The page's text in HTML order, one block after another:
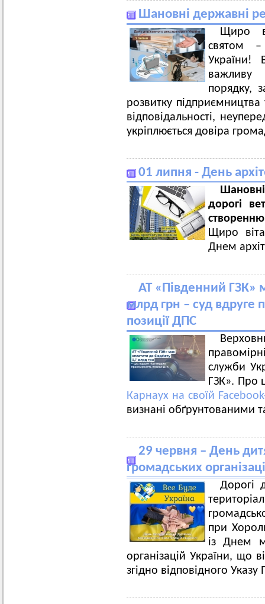
Шановні державні
Щиро
святом
України!
важливу
порядку,
розвитку
відповідальності,
укріплюється довіра
01 липня - День
дорогі
Щиро
Днем
АТ «Південний ГЗК»
млрд грн – суд вдруге
позиції ДПС
служби
ГЗК». Про
Карнаух на своїй
визнані обґрунтованими
29 червня – День
громадських
Дорогі
при
із Днем
організацій України, що
згідно відповідного